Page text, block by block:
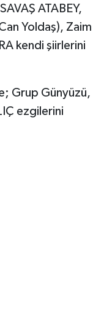
ATABEY,
Yoldaş), Zaim
kendi şiirlerini
Grup Günyüzü,
ezgilerini